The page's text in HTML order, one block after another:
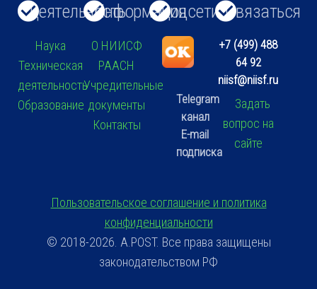
Деятельность
Наука
Техническая
деятельность
Образование
Информация
О НИИСФ
РААСН
Учредительные
документы
Контакты
Соцсети
Telegram
канал
E-mail
подписка
Связаться
+7 (499) 488
64 92
niisf@niisf.ru
Задать
вопрос на
сайте
Пользовательское соглашение и политика
конфиденциальности
© 2018-2026. A.POST. Все права защищены
законодательством РФ